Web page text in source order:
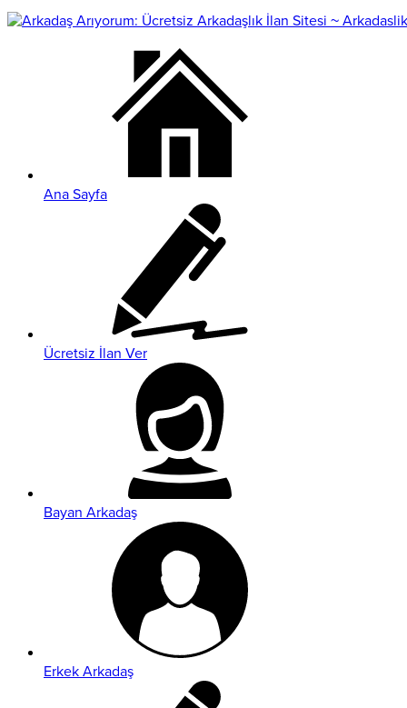
Ana Sayfa
Ücretsiz İlan Ver
Bayan Arkadaş
Erkek Arkadaş